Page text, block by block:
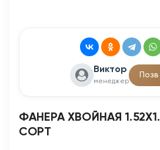
Виктор
менеджер
ФАНЕРА ХВОЙНАЯ
СОРТ